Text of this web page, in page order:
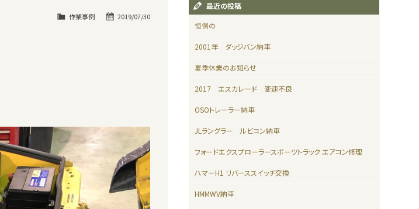
2019/07/30
作業事例
最近の投稿
恒例の
2001年 ダッジバン納車
夏季休業のお知らせ
2017 エスカレード 変速不良
OSOトレーラー納車
JLラングラー ルビコン納車
フォードエクスプローラースポーツトラック エアコン修理
ハマーH1 リバーススイッチ交換
HMMWV納車